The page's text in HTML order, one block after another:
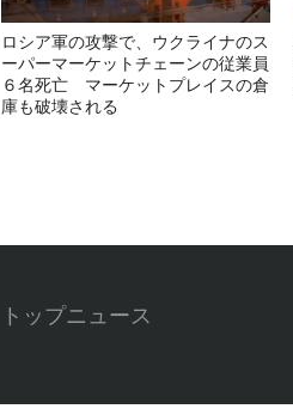
ロシア軍の攻撃で、ウクライナのス
ーパーマーケットチェーンの従業員
６名死亡 マーケットプレイスの倉
庫も破壊される
トップニュース